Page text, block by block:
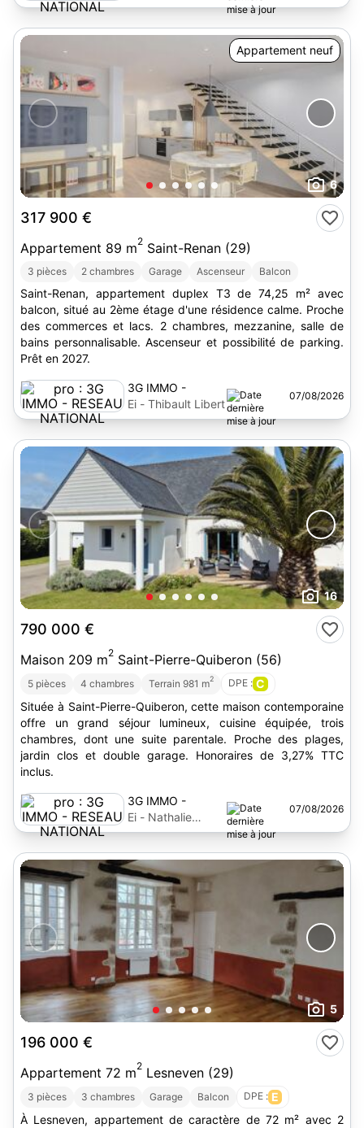
NATIONAL
Legat
Appartement neuf
6
317 900 €
Appartement 89 m2 Saint-Renan (29)
3 pièces 2 chambres Garage Ascenseur Balcon
Saint-Renan, appartement duplex T3 de 74,25 m² avec
balcon, situé au 2ème étage d'une résidence calme. Proche
des commerces et lacs. 2 chambres, mezzanine, salle de
bains personnalisable. Ascenseur et possibilité de parking.
Prêt en 2027.
3G IMMO -
RESEAU
NATIONAL
Ei - Thibault Libert
07/08/2026
16
790 000 €
Maison 209 m2 Saint-Pierre-Quiberon (56)
5 pièces 4 chambres Terrain 981 m2 DPE : C
Située à Saint-Pierre-Quiberon, cette maison contemporaine
offre un grand séjour lumineux, cuisine équipée, trois
chambres, dont une suite parentale. Proche des plages,
jardin clos et double garage. Honoraires de 3,27% TTC
inclus.
3G IMMO -
RESEAU
NATIONAL
Ei - Nathalie
Babron
07/08/2026
5
196 000 €
Appartement 72 m2 Lesneven (29)
3 pièces 3 chambres Garage Balcon DPE : E
À Lesneven, appartement de caractère de 72 m² avec 2